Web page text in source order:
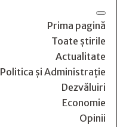
Prima pagină
Toate știrile
Actualitate
Politica și Administrație
Dezvăluiri
Economie
Opinii